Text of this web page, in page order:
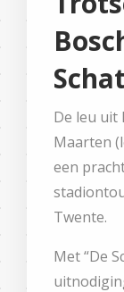
De leu uit
Maarten
een
Twente.
Met “De